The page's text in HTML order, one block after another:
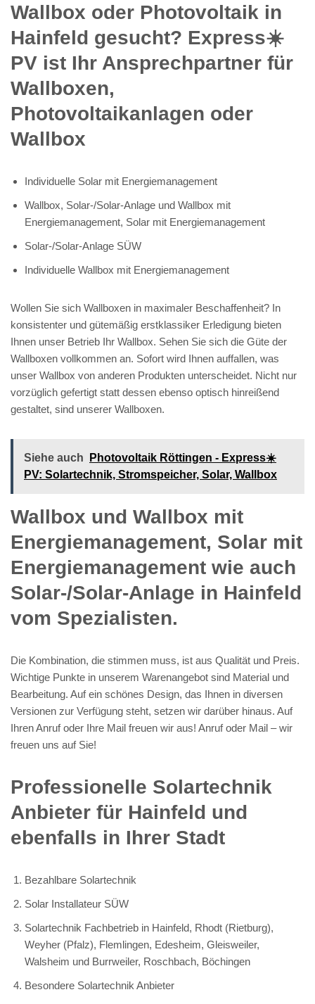
Wallbox oder Photovoltaik in
Hainfeld gesucht? Express☀️
PV️ ist Ihr Ansprechpartner für
Wallboxen,
Photovoltaikanlagen oder
Wallbox
Individuelle Solar mit Energiemanagement
Wallbox, Solar-/Solar-Anlage und Wallbox mit
Energiemanagement, Solar mit Energiemanagement
Solar-/Solar-Anlage SÜW
Individuelle Wallbox mit Energiemanagement
Wollen Sie sich Wallboxen in maximaler Beschaffenheit? In
konsistenter und gütemäßig erstklassiker Erledigung bieten
Ihnen unser Betrieb Ihr Wallbox. Sehen Sie sich die Güte der
Wallboxen vollkommen an. Sofort wird Ihnen auffallen, was
unser Wallbox von anderen Produkten unterscheidet. Nicht nur
vorzüglich gefertigt statt dessen ebenso optisch hinreißend
gestaltet, sind unserer Wallboxen.
Siehe auch
Photovoltaik Röttingen - Express☀️
PV️: Solartechnik, Stromspeicher, Solar, Wallbox
Wallbox und Wallbox mit
Energiemanagement, Solar mit
Energiemanagement wie auch
Solar-/Solar-Anlage in Hainfeld
vom Spezialisten.
Die Kombination, die stimmen muss, ist aus Qualität und Preis.
Wichtige Punkte in unserem Warenangebot sind Material und
Bearbeitung. Auf ein schönes Design, das Ihnen in diversen
Versionen zur Verfügung steht, setzen wir darüber hinaus. Auf
Ihren Anruf oder Ihre Mail freuen wir aus! Anruf oder Mail – wir
freuen uns auf Sie!
Professionelle Solartechnik
Anbieter für Hainfeld und
ebenfalls in Ihrer Stadt
Bezahlbare Solartechnik
Solar Installateur SÜW
Solartechnik Fachbetrieb in Hainfeld, Rhodt (Rietburg),
Weyher (Pfalz), Flemlingen, Edesheim, Gleisweiler,
Walsheim und Burrweiler, Roschbach, Böchingen
Besondere Solartechnik Anbieter